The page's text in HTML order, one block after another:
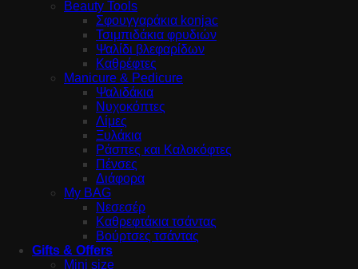
Beauty Tools
Σφουγγαράκια konjac
Τσιμπιδάκια φρυδιών
Ψαλίδι βλεφαρίδων
Καθρέφτες
Manicure & Pedicure
Ψαλιδάκια
Νυχοκόπτες
Λίμες
Ξυλάκια
Ράσπες και Καλοκόφτες
Πένσες
Διάφορα
My BAG
Νεσεσέρ
Καθρεφτάκια τσάντας
Βούρτσες τσάντας
Gifts & Offers
Mini size